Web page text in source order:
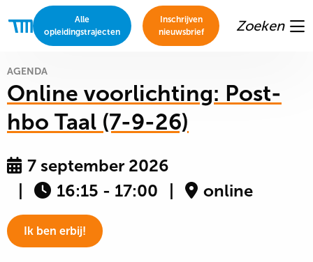
Thomas
Alle
opleidingstrajecten
Inschrijven
nieuwsbrief
Zoeken
AGENDA
Online voorlichting: Post-
hbo Taal (7-9-26)
7 september 2026
16:15 - 17:00
online
Ik ben erbij!